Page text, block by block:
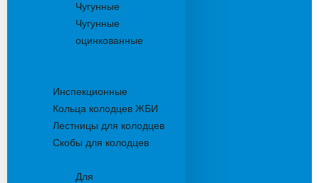
Чугунные
Чугунные
оцинкованные
Инспекционные
Кольца колодцев ЖБИ
Лестницы для колодцев
Скобы для колодцев
Для